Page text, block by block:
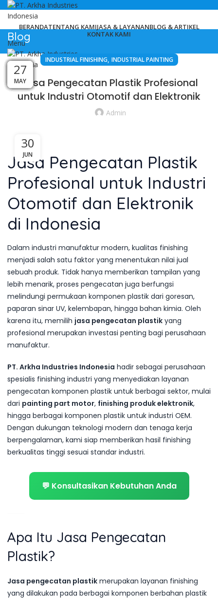
BERANDATENTANG KAMIJASA & LAYANANBLOG & ARTIKEL
KONTAK KAMI
Menu
Blog
INDUSTRIAL FINISHING, INDUSTRIAL PAINTING
Jasa Pengecatan Plastik Profesional
untuk Industri Otomotif dan Elektronik
Admin
30
JUN
Jasa Pengecatan Plastik
Profesional untuk Industri
Otomotif dan Elektronik
di Indonesia
Dalam industri manufaktur modern, kualitas finishing
menjadi salah satu faktor yang menentukan nilai jual
sebuah produk. Tidak hanya memberikan tampilan yang
lebih menarik, proses pengecatan juga berfungsi
melindungi permukaan komponen plastik dari goresan,
paparan sinar UV, kelembapan, hingga bahan kimia. Oleh
karena itu, memilih jasa pengecatan plastik yang
profesional merupakan investasi penting bagi perusahaan
manufaktur.
PT. Arkha Industries Indonesia hadir sebagai perusahaan
spesialis finishing industri yang menyediakan layanan
pengecatan komponen plastik untuk berbagai sektor, mulai
dari painting part motor, finishing produk elektronik,
hingga berbagai komponen plastik untuk industri OEM.
Dengan dukungan teknologi modern dan tenaga kerja
berpengalaman, kami siap memberikan hasil finishing
berkualitas tinggi sesuai standar industri.
💬 Konsultasikan Kebutuhan Anda
Apa Itu Jasa Pengecatan
Plastik?
Jasa pengecatan plastik merupakan layanan finishing
yang dilakukan pada berbagai komponen berbahan plastik
28
JUL
13
JUL
13
JUL
30
JUN
26
MAY
05
MAY
21
FEB
03
FEB
20
AUG
09
JUN
27
MAY
27
MAY